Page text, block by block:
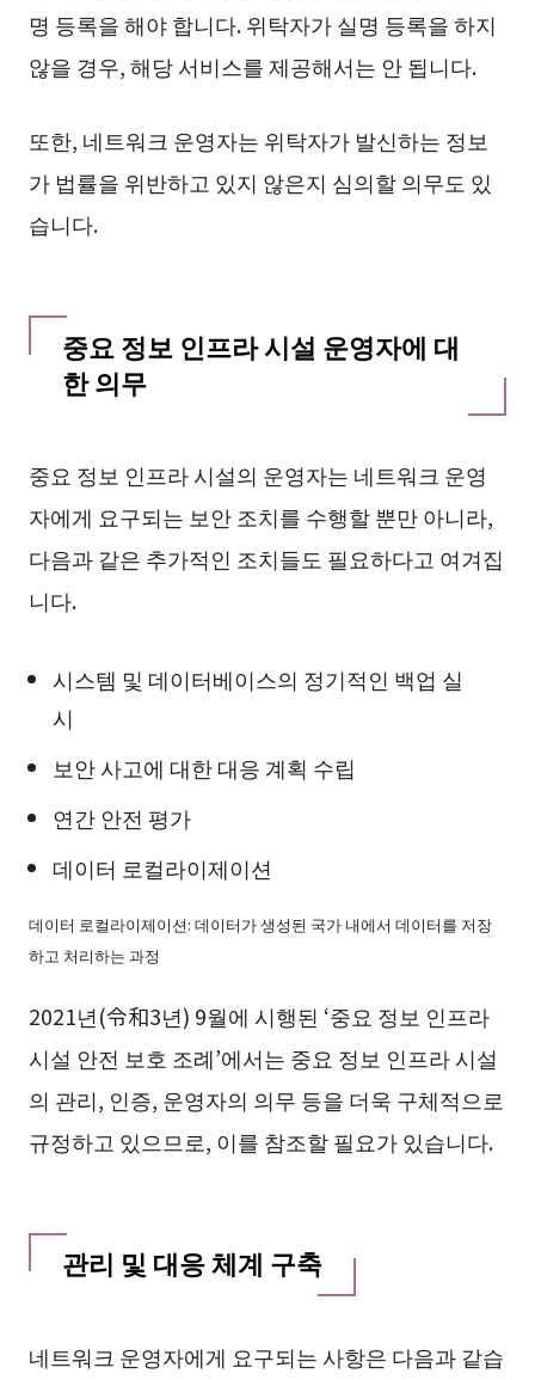
명 등록을 해야 합니다. 위탁자가 실명 등록을 하지
않을 경우, 해당 서비스를 제공해서는 안 됩니다.
또한, 네트워크 운영자는 위탁자가 발신하는 정보
가 법률을 위반하고 있지 않은지 심의할 의무도 있
습니다.
중요 정보 인프라 시설 운영자에 대
한 의무
중요 정보 인프라 시설의 운영자는 네트워크 운영
자에게 요구되는 보안 조치를 수행할 뿐만 아니라,
다음과 같은 추가적인 조치들도 필요하다고 여겨집
니다.
시스템 및 데이터베이스의 정기적인 백업 실
시
보안 사고에 대한 대응 계획 수립
연간 안전 평가
데이터 로컬라이제이션
데이터 로컬라이제이션: 데이터가 생성된 국가 내에서 데이터를 저장
하고 처리하는 과정
2021년(令和3년) 9월에 시행된 ‘중요 정보 인프라
시설 안전 보호 조례’에서는 중요 정보 인프라 시설
의 관리, 인증, 운영자의 의무 등을 더욱 구체적으로
규정하고 있으므로, 이를 참조할 필요가 있습니다.
관리 및 대응 체계 구축
네트워크 운영자에게 요구되는 사항은 다음과 같습